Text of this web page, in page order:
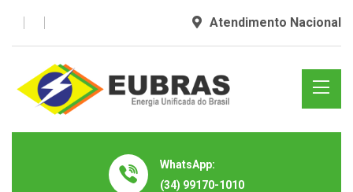
Atendimento Nacional
WhatsApp:
(34) 99170-1010